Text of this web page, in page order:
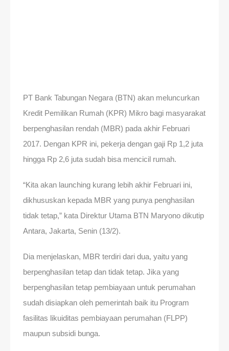
PT Bank Tabungan Negara (BTN) akan meluncurkan
Kredit Pemilikan Rumah (KPR) Mikro bagi masyarakat
berpenghasilan rendah (MBR) pada akhir Februari
2017. Dengan KPR ini, pekerja dengan gaji Rp 1,2 juta
hingga Rp 2,6 juta sudah bisa mencicil rumah.
“Kita akan launching kurang lebih akhir Februari ini,
dikhususkan kepada MBR yang punya penghasilan
tidak tetap,” kata Direktur Utama BTN Maryono dikutip
Antara, Jakarta, Senin (13/2).
Dia menjelaskan, MBR terdiri dari dua, yaitu yang
berpenghasilan tetap dan tidak tetap. Jika yang
berpenghasilan tetap pembiayaan untuk perumahan
sudah disiapkan oleh pemerintah baik itu Program
fasilitas likuiditas pembiayaan perumahan (FLPP)
maupun subsidi bunga.